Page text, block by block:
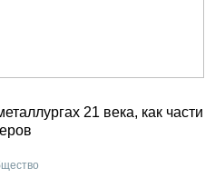
21 века, как части